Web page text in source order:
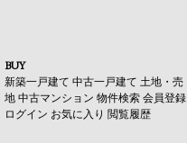
BUY
新築一戸建て 中古一戸建て 土地・売
地 中古マンション 物件検索 会員登録
ログイン お気に入り 閲覧履歴